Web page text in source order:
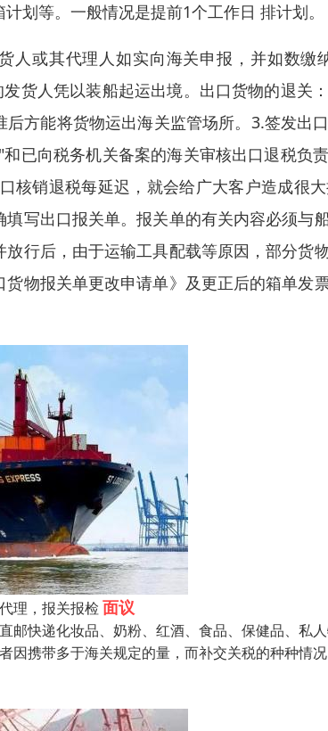
划等。一般情况是提前1个工作日 排计划。
人或其代理人如实向海关申报，并如数
货人凭以装船起运出境。出口货物的退关
方能将货物运出海关监管场所。3.签发出
已向税务机关备案的海关审核出口退税负
核销退税每延迟，就会给广大客户造成很
写出口报关单。报关单的有关内容必须与
行后，由于运输工具配载等原因，部分货
货物报关单更改申请单》及更正后的箱单发
理，报关报检 面议
快递化妆品、奶粉、红酒、食品、保健品、私
者因携带多于海关规定的量，而补交关税的种